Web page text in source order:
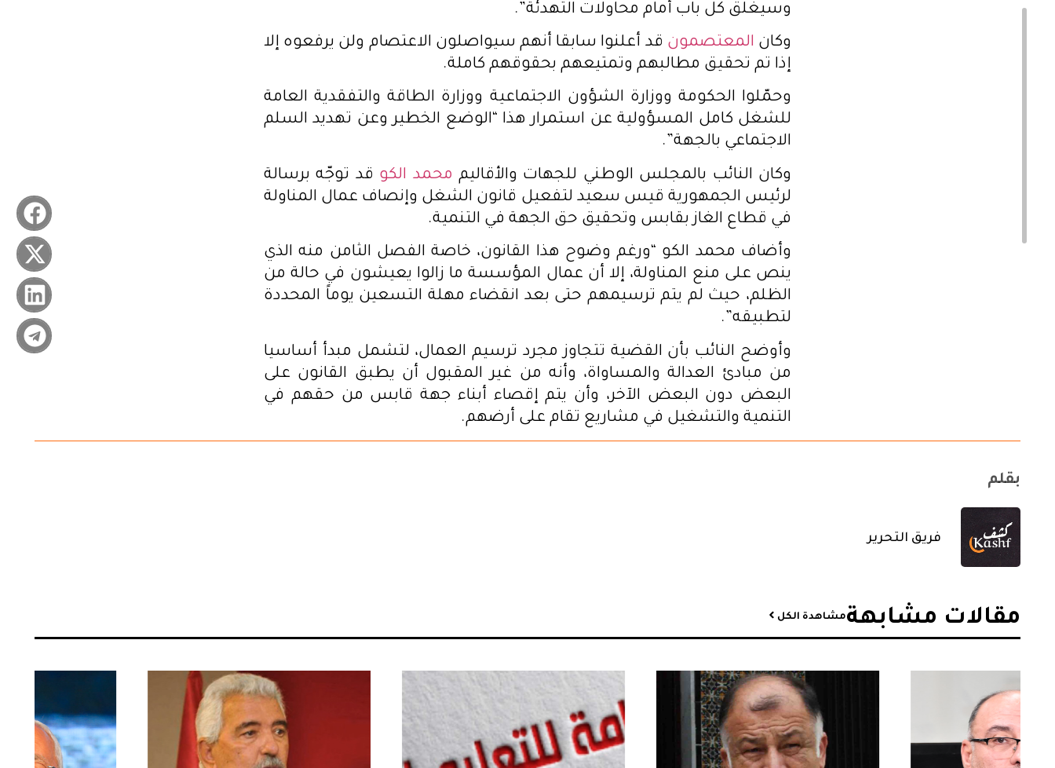
وسيغلق كل باب أمام محاولات التهدئة”.
وكان المعتصمون قد أعلنوا سابقا أنهم سيواصلون الاعتصام ولن يرفعوه إلا
إذا تم تحقيق مطالبهم وتمتيعهم بحقوقهم كاملة.
وحمّلوا الحكومة ووزارة الشؤون الاجتماعية ووزارة الطاقة والتفقدية العامة
للشغل كامل المسؤولية عن استمرار هذا “الوضع الخطير وعن تهديد السلم
الاجتماعي بالجهة”.
وكان النائب بالمجلس الوطني للجهات والأقاليممحمد الكو قد توجّه برسالة
لرئيس الجمهورية قيس سعيد لتفعيل قانون الشغل وإنصاف عمال المناولة
في قطاع الغاز بقابس وتحقيق حق الجهة في التنمية.
وأضاف محمد الكو “ورغم وضوح هذا القانون، خاصة الفصل الثامن منه الذي
ينص على منع المناولة، إلا أن عمال المؤسسة ما زالوا يعيشون في حالة من
الظلم، حيث لم يتم ترسيمهم حتى بعد انقضاء مهلة التسعين يوماً المحددة
لتطبيقه”.
وأوضح النائب بأن القضية تتجاوز مجرد ترسيم العمال، لتشمل مبدأ أساسيا
من مبادئ العدالة والمساواة، وأنه من غير المقبول أن يطبق القانون على
البعض دون البعض الآخر، وأن يتم إقصاء أبناء جهة قابس من حقهم في
التنمية والتشغيل في مشاريع تقام على أرضهم.
بقلم
فريق التحرير
مقالات مشابهة​مشاهدة الكل